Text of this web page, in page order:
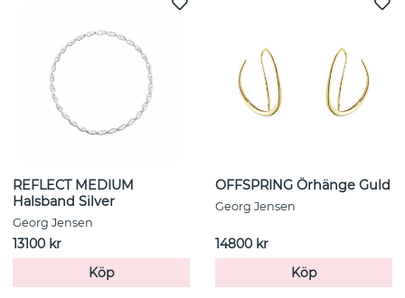
REFLECT MEDIUM
Halsband Silver
Georg Jensen
13100 kr
Köp
OFFSPRING Örhänge Guld
Georg Jensen
14800 kr
Köp